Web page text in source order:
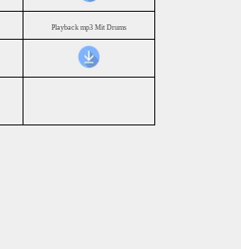
Playback mp3 Mit Drums